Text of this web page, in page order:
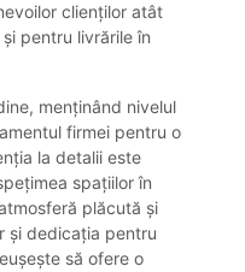
clienților atât
pentru livrările în
menținând nivelul
firmei pentru o
la detalii este
spațiilor în
plăcută și
și dedicația pentru
să ofere o